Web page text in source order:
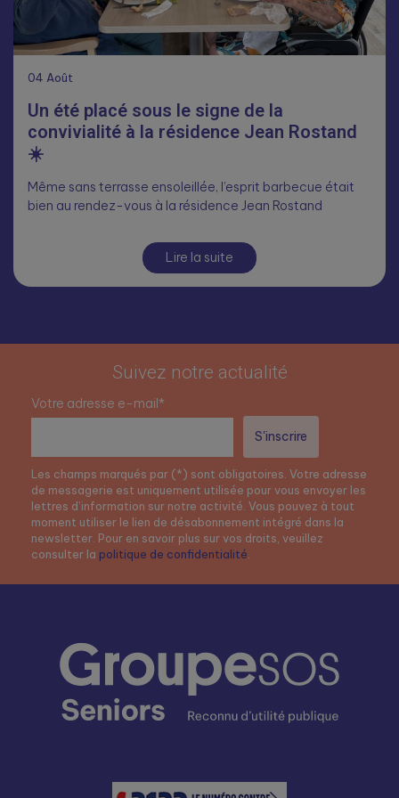
04 Août
Un été placé sous le signe de la
convivialité à la résidence Jean Rostand
☀️
Même sans terrasse ensoleillée, l’esprit barbecue était
bien au rendez-vous à la résidence Jean Rostand
Lire la suite
Suivez notre actualité
Votre adresse e-mail*
Les champs marqués par (*) sont obligatoires. Votre adresse
de messagerie est uniquement utilisée pour vous envoyer les
lettres d’information sur notre activité. Vous pouvez à tout
moment utiliser le lien de désabonnement intégré dans la
newsletter. Pour en savoir plus sur vos droits, veuillez
consulter la politique de confidentialité